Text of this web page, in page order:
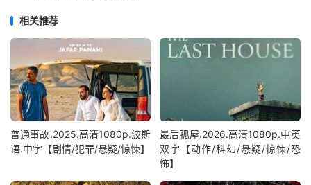
相关推荐
普通事故.2025.高清1080p.波斯
语.中字【剧情/犯罪/悬疑/惊悚】
最后孤屋.2026.高清1080p.中英
双字【动作/科幻/悬疑/惊悚/恐
怖】